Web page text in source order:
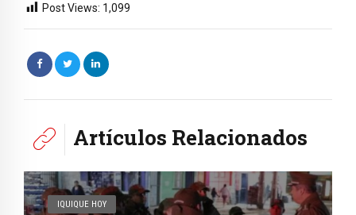
Post Views: 1,099
Artículos Relacionados
IQUIQUE HOY